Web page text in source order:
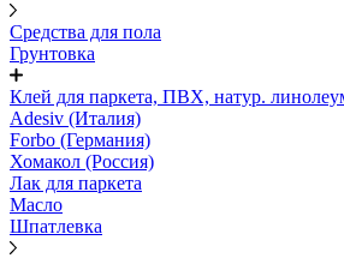
Средства для пола
Грунтовка
Клей для паркета, ПВХ, натур.
Adesiv (Италия)
Forbo (Германия)
Хомакол (Россия)
Лак для паркета
Масло
Шпатлевка